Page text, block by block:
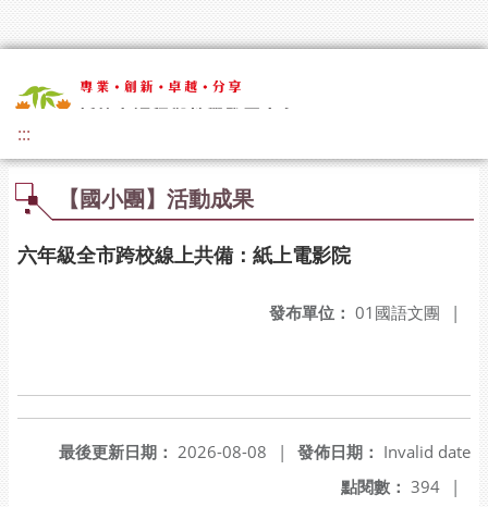
:::
【國小團】活動成果
六年級全市跨校線上共備：紙上電影院
發布單位： 01國語文團 |
發佈日期： Invalid date
最後更新日期： 2026-08-08
|
點閱數： 394 |